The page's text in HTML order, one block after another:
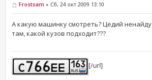
Frostsam » Сб, 24 окт 2009 13:10
А какую машинку смотреть? Цедий ненайду
там, какой кузов подходит???
[/url]